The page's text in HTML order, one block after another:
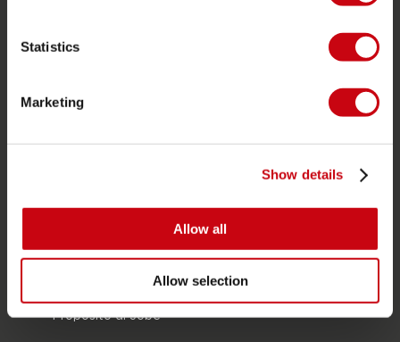
Statistics
Marketing
Show details
Allow all
Allow selection
Localizzatore di rivenditori
Proposito di Jobe